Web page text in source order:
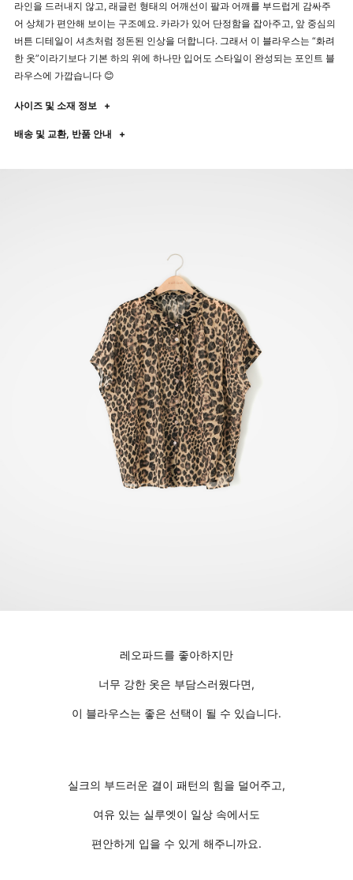
라인을 드러내지 않고, 래글런 형태의 어깨선이 팔과 어깨를 부드럽게 감싸주
어 상체가 편안해 보이는 구조예요. 카라가 있어 단정함을 잡아주고, 앞 중심의
버튼 디테일이 셔츠처럼 정돈된 인상을 더합니다. 그래서 이 블라우스는 “화려
한 옷”이라기보다 기본 하의 위에 하나만 입어도 스타일이 완성되는 포인트 블
라우스에 가깝습니다 😊
사이즈 및 소재 정보 +
배송 및 교환, 반품 안내 +
레오파드를 좋아하지만
너무 강한 옷은 부담스러웠다면,
이 블라우스는 좋은 선택이 될 수 있습니다.
실크의 부드러운 결이 패턴의 힘을 덜어주고,
여유 있는 실루엣이 일상 속에서도
편안하게 입을 수 있게 해주니까요.